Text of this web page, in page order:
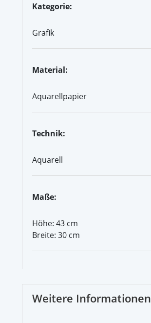
Kategorie:
Grafik
Material:
Aquarellpapier
Technik:
Aquarell
Maße:
Höhe: 43 cm
Breite: 30 cm
Weitere Informationen